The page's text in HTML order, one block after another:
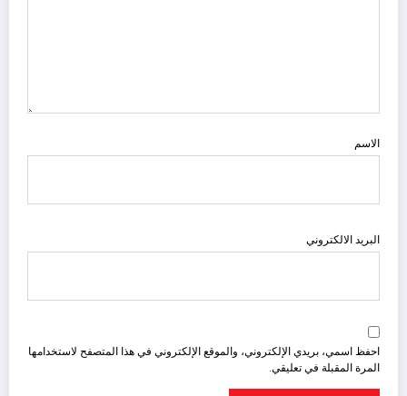
الاسم
البريد الالكتروني
احفظ اسمي، بريدي الإلكتروني، والموقع الإلكتروني في هذا المتصفح لاستخدامها
المرة المقبلة في تعليقي.